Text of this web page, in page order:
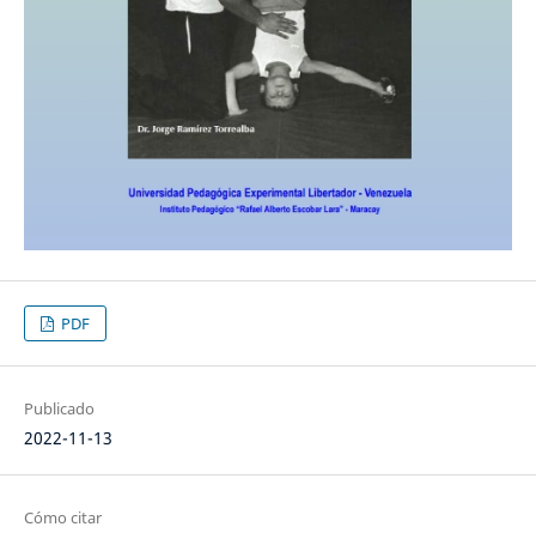
PDF
Publicado
2022-11-13
Cómo citar